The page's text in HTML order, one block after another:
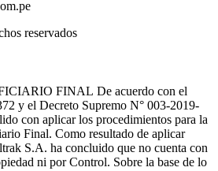
reservados
FINAL
y el Decreto Supremo N° 003-2019-
con aplicar los procedimientos para la
Final. Como resultado de aplicar
S.A. ha concluido que no cuenta con
ni por Control. Sobre la base de lo